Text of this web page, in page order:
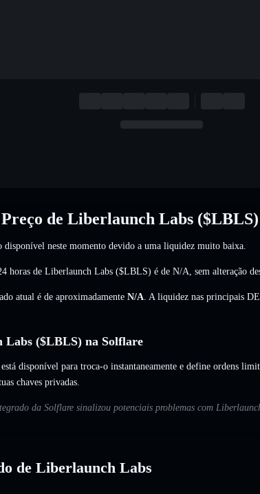
de Liberlaunch Labs ($LBLS)
disponível neste momento devido a uma liquidez muito baixa.
horas de Liberlaunch Labs ($LBLS) é de N/A sem alteração
atual é de aproximadamente N/A . A liquidez nas principais
Labs ($LBLS) na Solflare
disponível para troca-o instantaneamente e define ordens
chaves privadas.
da Solflare sinalizou potenciais problemas com
de Liberlaunch Labs